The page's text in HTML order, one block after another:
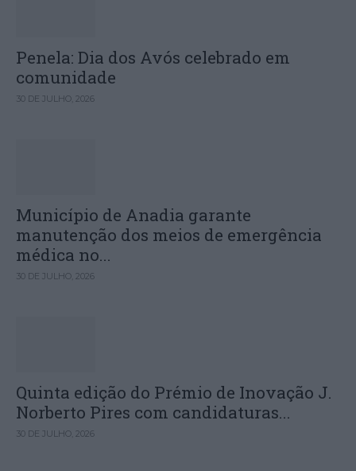
Penela: Dia dos Avós celebrado em
comunidade
30 DE JULHO, 2026
Município de Anadia garante
manutenção dos meios de emergência
médica no...
30 DE JULHO, 2026
Quinta edição do Prémio de Inovação J.
Norberto Pires com candidaturas...
30 DE JULHO, 2026